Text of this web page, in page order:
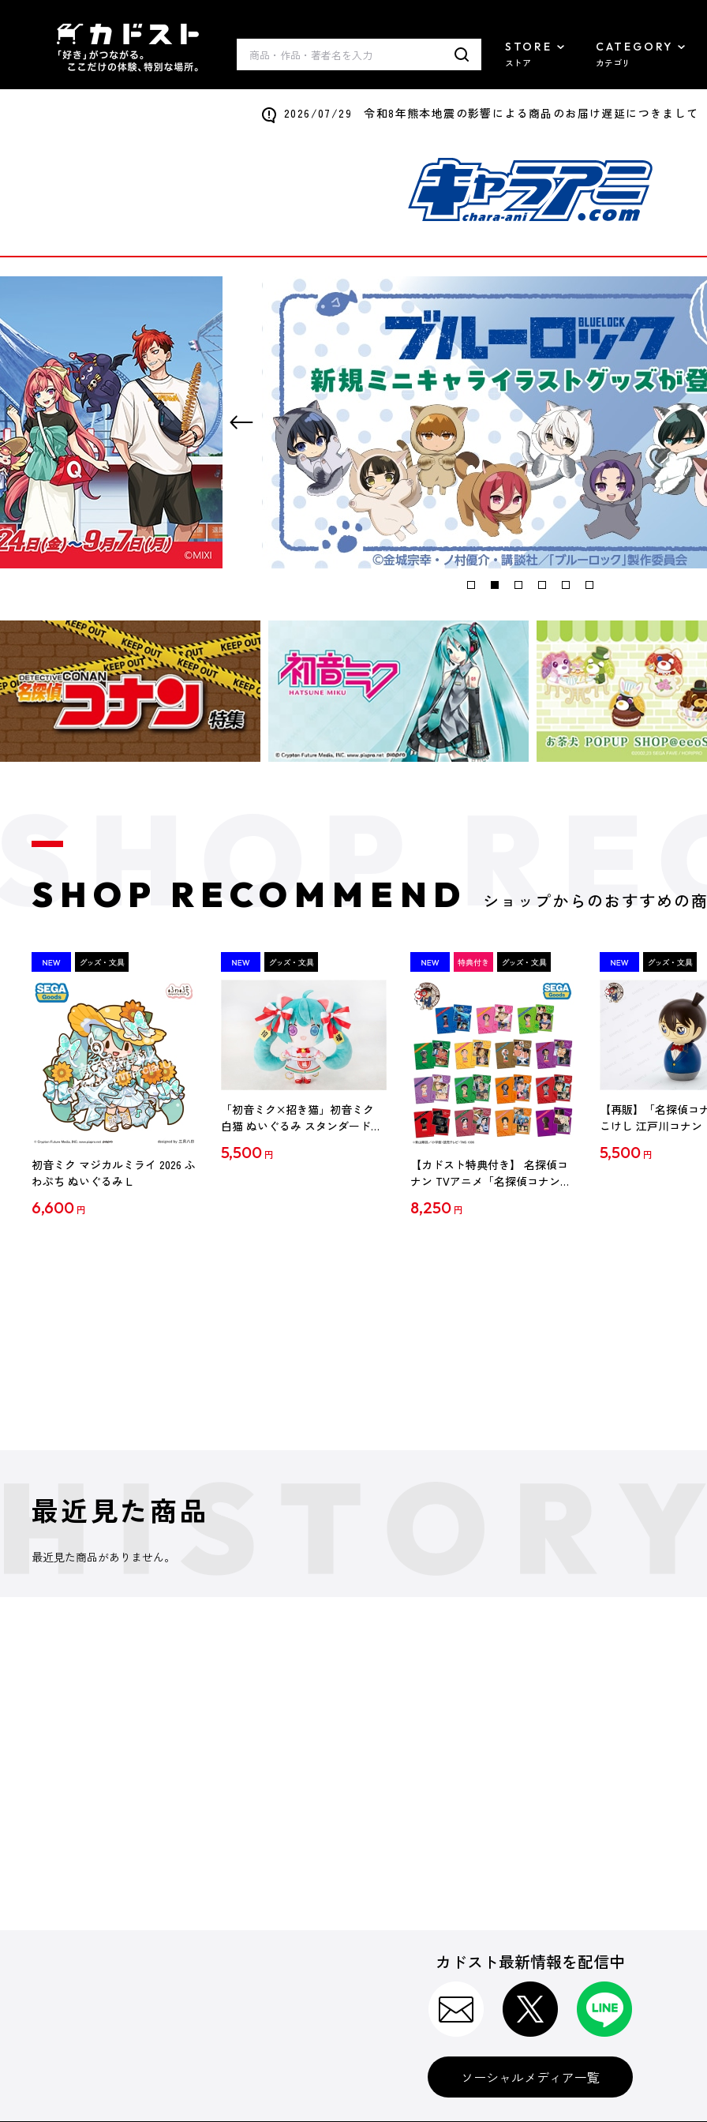
STORE
ストア
CATEGORY
カテゴリ
2026/07/29 令和8年熊本地震の影響による商品のお届け遅延につきまして
SHOP RECOMMEND ショップからのおすすめの
初音ミク マジカルミライ 2026 ふ
わぷち ぬいぐるみ L
6,600 円
「初音ミク×招き猫」初音ミク
白猫 ぬいぐるみ スタンダード
5,500 円
【カドスト特典付き】 名探偵コ
ナン TVアニメ「名探偵コナン」
【1BOX】
8,250 円
【再販】「名探偵コ
こけし 江戸川コナン
5,500 円
最近見た商品
最近見た商品がありません。
カドスト最新情報を配信中
ソーシャルメディア一覧